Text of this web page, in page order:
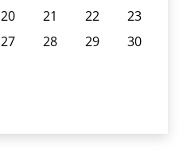
20 21 22
23
27 28 29
30